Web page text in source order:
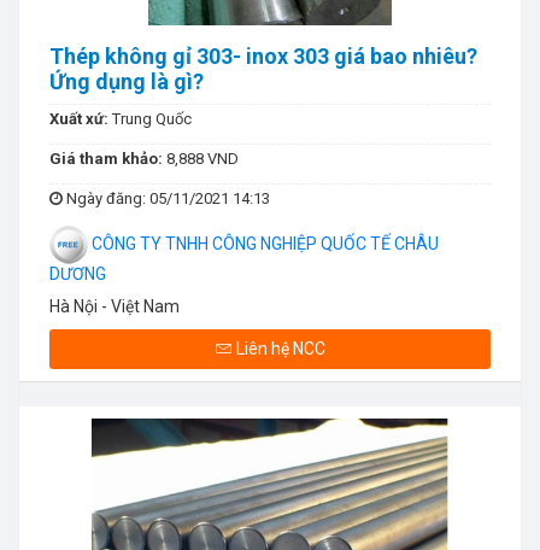
Thép không gỉ 303- inox 303 giá bao nhiêu?
Ứng dụng là gì?
Xuất xứ:Trung Quốc
Giá tham khảo: 8,888 VND
Ngày đăng: 05/11/2021 14:13
CÔNG TY TNHH CÔNG NGHIỆP QUỐC TẾ CHÂU
DƯƠNG
Hà Nội - Việt Nam
Liên hệ NCC